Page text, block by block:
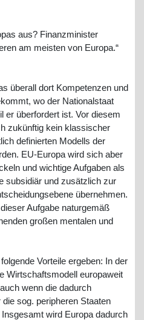
aus? Finanzminister
am meisten von Europa.“
überall dort Kompetenzen und
wo der Nationalstaat
er überfordert ist. Vor diesem
zukünftig kein klassischer
definierten Modells der
EU-Europa wird sich aber
und wichtige Aufgaben als
subsidiär und zusätzlich zur
übernehmen.
Aufgabe naturgemäß
großen mentalen und
Vorteile ergeben: In der
Wirtschaftsmodell europaweit
wenn die dadurch
sog. peripheren Staaten
wird Europa dadurch